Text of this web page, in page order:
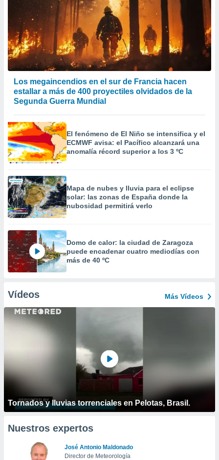
Los megaincendios en el sur de Francia hacen
estallar a más de 400 proyectiles olvidados de la
Segunda Guerra Mundial
El fenómeno de El Niño se intensifica y el
ECMWF avisa: el Pacífico alcanzará una
anomalía récord superior a los 3 ºC
Mapa de nubes y lluvia para el eclipse
solar: las zonas de España donde la
nubosidad permitirá verlo
Domo de calor: la ciudad de Zaragoza
puede encadenar cuatro mediodías con
más de 40 ºC
Vídeos Más Vídeos
Tornados y lluvias torrenciales en Pelotas, Brasil.
Nuestros expertos
José Antonio Maldonado
Director de Meteorología